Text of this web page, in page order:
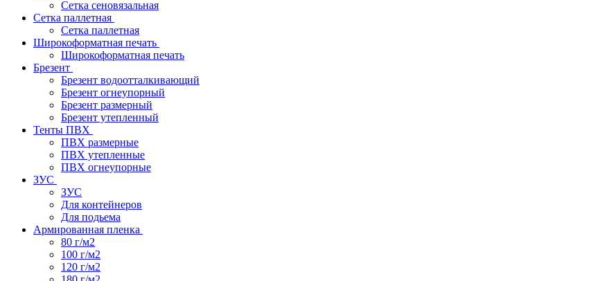
Сетка сеновязальная
Сетка паллетная
Сетка паллетная
Широкоформатная печать
Широкоформатная печать
Брезент
Брезент водоотталкивающий
Брезент огнеупорный
Брезент размерный
Брезент утепленный
Тенты ПВХ
ПВХ размерные
ПВХ утепленные
ПВХ огнеупорные
ЗУС
ЗУС
Для контейнеров
Для подьема
Армированная пленка
80 г/м2
100 г/м2
120 г/м2